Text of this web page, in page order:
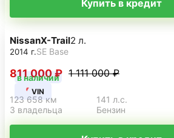
Купить в кредит
в наличии
VIN
NissanX-Trail2 л.
2014 г.SE Base
811 000 ₽ 1 111 000 ₽
123 658 км 141 л.с.
3 владельца
Бензин